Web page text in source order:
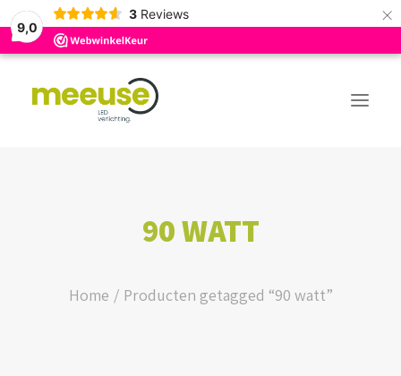
9,0
3 Reviews ×
BUDGET ASSORTIMENT
WEBSHOP
90 WATT
Home Producten getagged “90 watt”